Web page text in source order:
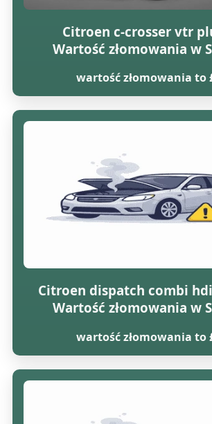
Citroen c-crosser vtr
Wartość złomowania w
wartość złomowania to
Citroen dispatch combi
Wartość złomowania w
wartość złomowania to